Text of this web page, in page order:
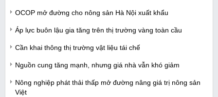
OCOP mở đường cho nông sản Hà Nội xuất khẩu
Áp lực buôn lậu gia tăng trên thị trường vàng toàn cầu
Cần khai thông thị trường vật liệu tái chế
Nguồn cung tăng mạnh, nhưng giá nhà vẫn khó giảm
Nông nghiệp phát thải thấp mở đường nâng giá trị nông sản
Việt